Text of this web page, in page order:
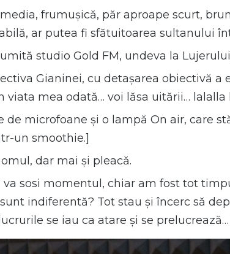
frumușică, păr aproape scurt,
ar putea fi sfătuitoarea sultanului
studio Gold FM, undeva la
Gianinei, cu detașarea obiectivă a
viata mea odată… voi lăsa uitării…
de microfoane și o lampă On air, care
un smoothie.]
dar mai și pleacă.
sosi momentul, chiar am fost tot
indiferentă? Tot stau și încerc să
se iau ca atare și se